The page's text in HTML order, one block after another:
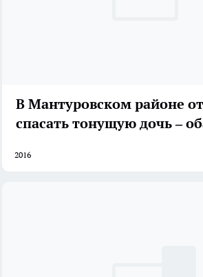
В Мантуровском районе
спасать тонущую дочь –
2016